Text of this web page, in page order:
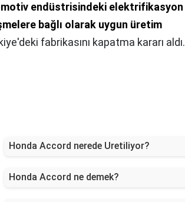
endüstrisindeki elektrifikasyon
bağlı olarak uygun üretim
fabrikasını kapatma kararı aldı.
Honda Accord nerede Uretiliyor?
Honda Accord ne demek?